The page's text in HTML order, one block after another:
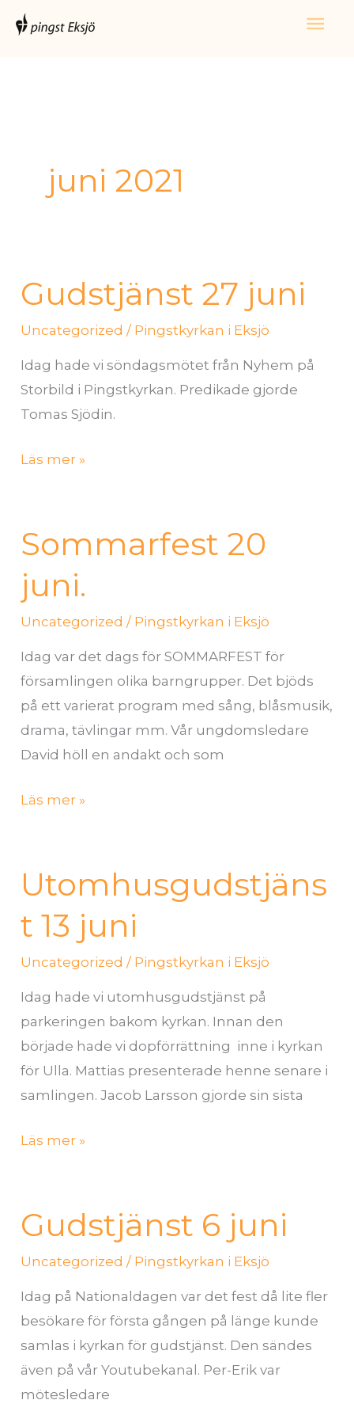
Hoppa
juni 2021
Gudstjänst 27 juni
Uncategorized / Pingstkyrkan i Eksjö
Idag hade vi söndagsmötet från Nyhem på
Storbild i Pingstkyrkan. Predikade gjorde
Tomas Sjödin.
Gudstjänst
27
juni
Läs mer »
Sommarfest 20
juni.
Uncategorized / Pingstkyrkan i Eksjö
Idag var det dags för SOMMARFEST för
församlingen olika barngrupper. Det bjöds
på ett varierat program med sång, blåsmusik,
drama, tävlingar mm. Vår ungdomsledare
David höll en andakt och som
Sommarfest
20
juni.
Läs mer »
Utomhusgudstjäns
t 13 juni
Uncategorized / Pingstkyrkan i Eksjö
Idag hade vi utomhusgudstjänst på
parkeringen bakom kyrkan. Innan den
började hade vi dopförrättning inne i kyrkan
för Ulla. Mattias presenterade henne senare i
samlingen. Jacob Larsson gjorde sin sista
Utomhusgudstjänst
13
juni
Läs mer »
Gudstjänst 6 juni
Uncategorized / Pingstkyrkan i Eksjö
Idag på Nationaldagen var det fest då lite fler
besökare för första gången på länge kunde
samlas i kyrkan för gudstjänst. Den sändes
även på vår Youtubekanal. Per-Erik var
mötesledare
Gudstjänst
6
juni